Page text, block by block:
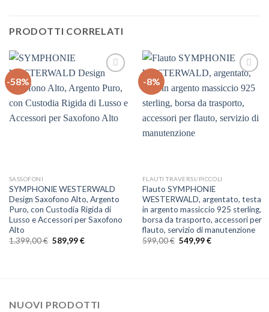
PRODOTTI CORRELATI
-58%
Auf
die
SASSOFONI
SYMPHONIE WESTERWALD
Design Saxofono Alto, Argento
Puro, con Custodia Rigida di
Lusso e Accessori per Saxofono
Alto
1.399,00€ Il
prezzo
589,99€Il
-8%
Auf
die
Wunschliste
FLAUTI TRAVERSI/PICCOLI
Flauto SYMPHONIE
WESTERWALD, argentato, testa
in argento massiccio 925 sterling,
borsa da trasporto, accessori per
flauto, servizio di manutenzione
599,00€ Il
prezzo
549,99€Il
NUOVI PRODOTTI